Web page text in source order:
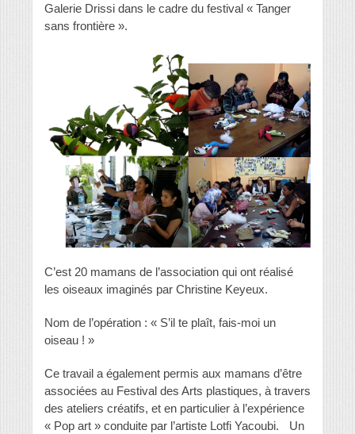
Galerie Drissi dans le cadre du festival « Tanger
sans frontière ».
C’est 20 mamans de l’association qui ont réalisé
les oiseaux imaginés par Christine Keyeux.
Nom de l’opération : « S’il te plaît, fais-moi un
oiseau ! »
Ce travail a également permis aux mamans d’être
associées au Festival des Arts plastiques, à travers
des ateliers créatifs, et en particulier à l’expérience
« Pop art » conduite par l’artiste Lotfi Yacoubi. Un